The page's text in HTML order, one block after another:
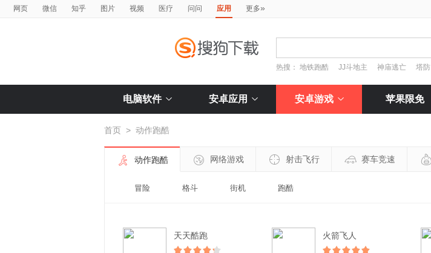
网页 微信 知乎 图片 视频 医疗 问问 应用 更多»
热搜： 地铁跑酷 JJ斗地主 神庙逃亡 塔防
电脑软件 安卓应用 安卓游戏 苹果限免
首页 > 动作跑酷
动作跑酷 网络游戏 射击飞行 赛车竞速
冒险 格斗 街机 跑酷
天天酷跑 火箭飞人